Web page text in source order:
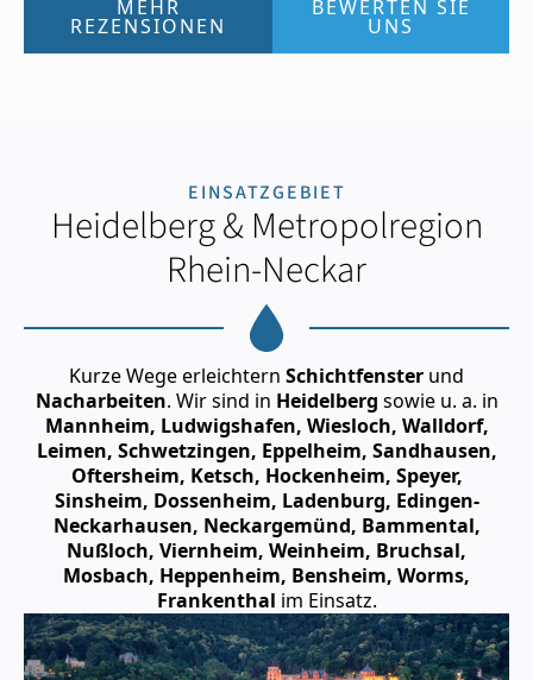
MEHR
REZENSIONEN
BEWERTEN SIE
UNS
EINSATZGEBIET
Heidelberg & Metropolregion
Rhein-Neckar
Kurze Wege erleichtern Schichtfenster und
Nacharbeiten. Wir sind in Heidelberg sowie u. a. in
Mannheim, Ludwigshafen, Wiesloch, Walldorf,
Leimen, Schwetzingen, Eppelheim, Sandhausen,
Oftersheim, Ketsch, Hockenheim, Speyer,
Sinsheim, Dossenheim, Ladenburg, Edingen-
Neckarhausen, Neckargemünd, Bammental,
Nußloch, Viernheim, Weinheim, Bruchsal,
Mosbach, Heppenheim, Bensheim, Worms,
Frankenthal im Einsatz.